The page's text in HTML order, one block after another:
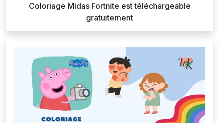
Coloriage Midas Fortnite est téléchargeable
gratuitement